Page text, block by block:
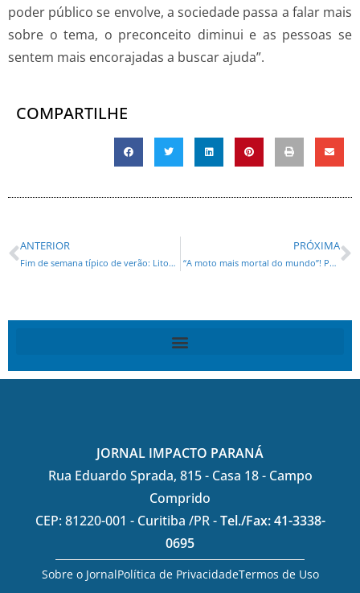
poder público se envolve, a sociedade passa a falar mais
sobre o tema, o preconceito diminui e as pessoas se
sentem mais encorajadas a buscar ajuda”.
COMPARTILHE
ANTERIOR
Fim de semana típico de verão: Litoral terá temperaturas acima de 30°C e chuva à tarde
PRÓXIMA
“A moto mais mortal do mundo”! Prefeito lança campanha com motocicleta criada através de peças de 12 motos envolvidas em acidentes
JORNAL IMPACTO PARANÁ
Rua Eduardo Sprada, 815 - Casa 18 - Campo
Comprido
CEP: 81220-001 - Curitiba /PR -Tel./Fax: 41-3338-
0695
Sobre o JornalPolítica de PrivacidadeTermos de Uso